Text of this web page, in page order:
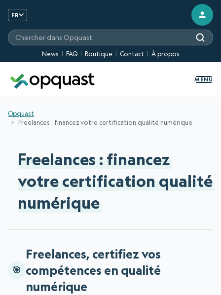
FR
News FAQ Boutique Contact À propos
Chercher sur les sites Opquast
MENU
Opquast
Freelances : financez votre certification qualité numérique
Freelances : financez
votre certification qualité
numérique
Freelances, certifiez vos
compétences en qualité
numérique